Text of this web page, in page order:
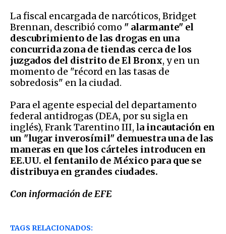
La fiscal encargada de narcóticos, Bridget
Brennan, describió como " alarmante" el
descubrimiento de las drogas en una
concurrida zona de tiendas cerca de los
juzgados del distrito de El Bronx, y en un
momento de "récord en las tasas de
sobredosis" en la ciudad.
Para el agente especial del departamento
federal antidrogas (DEA, por su sigla en
inglés), Frank Tarentino III, la incautación en
un "lugar inverosímil" demuestra una de las
maneras en que los cárteles introducen en
EE.UU. el fentanilo de México para que se
distribuya en grandes ciudades.
Con información de EFE
TAGS RELACIONADOS: